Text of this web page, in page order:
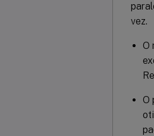
vez.
O
O